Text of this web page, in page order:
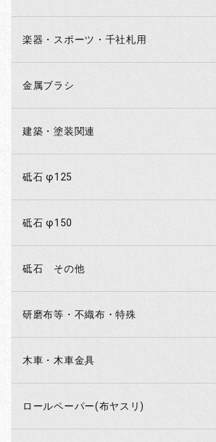
楽器・スポーツ・千社札用
金属ブラシ
建築・塗装関連
砥石 φ125
砥石 φ150
砥石 その他
研磨布等・不織布・特殊
木車・木車金具
ロールペーパー(布ヤスリ)